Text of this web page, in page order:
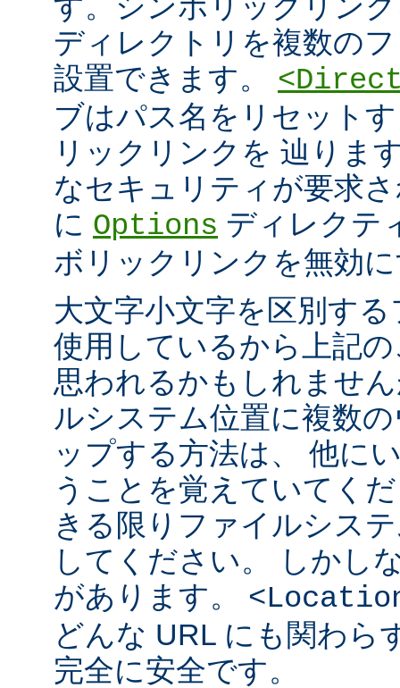
ディレクトリを複数の
設置できます。
ブはパス名をリセット
リックリンクを 辿りま
なセキュリティが要求
に Options ディレクテ
ボリックリンクを無効
大文字小文字を区別す
使用しているから上記
思われるかもしれませ
ルシステム位置に複数
ップする方法は、 他に
うことを覚えていてく
きる限りファイルシス
してください。 しかし
があります。
どんな URL にも関わら
完全に安全です。